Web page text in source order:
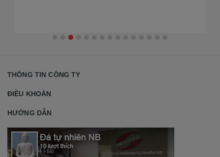
THÔNG TIN CÔNG TY
ĐIỀU KHOẢN
HƯỚNG DẪN